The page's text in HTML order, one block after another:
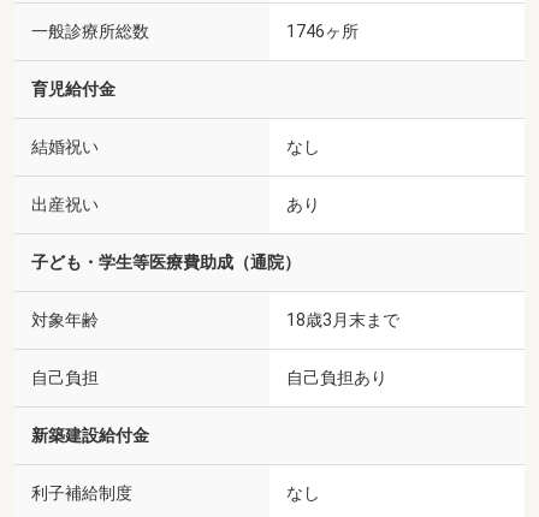
一般診療所総数 1746ヶ所
育児給付金
結婚祝い なし
出産祝い あり
子ども・学生等医療費助成（通院）
対象年齢 18歳3月末まで
自己負担 自己負担あり
新築建設給付金
利子補給制度 なし